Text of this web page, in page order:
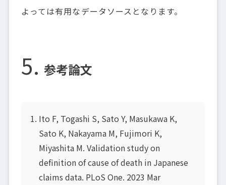
よっては有用なデータソースとなります。
参考論文
Ito F, Togashi S, Sato Y, Masukawa K,
Sato K, Nakayama M, Fujimori K,
Miyashita M. Validation study on
definition of cause of death in Japanese
claims data. PLoS One. 2023 Mar